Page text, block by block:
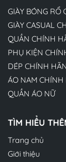
GIÀY BÓNG RỔ
GIÀY CASUAL
QUẦN CHÍNH
PHỤ KIỆN
DÉP CHÍNH
ÁO NAM CHÍNH
QUẦN ÁO NỮ
TÌM HIỂU
Trang chủ
Giới thiệu